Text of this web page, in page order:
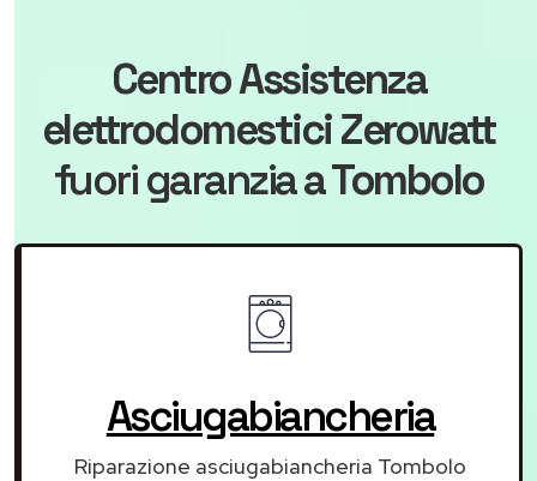
Centro Assistenza
elettrodomestici Zerowatt
fuori garanziaa Tombolo
Asciugabiancheria
Riparazione asciugabiancheria Tombolo